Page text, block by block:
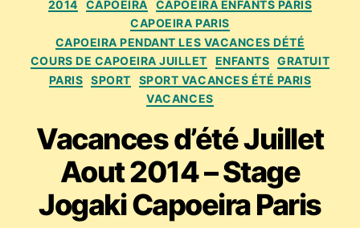
2014 CAPOEIRA
CAPOEIRA ENFANTS PARIS
CAPOEIRA PARIS
CAPOEIRA PENDANT LES VACANCES DÉTÉ
COURS DE CAPOEIRA JUILLET
ENFANTS
GRATUIT
PARIS
SPORT
SPORT VACANCES ÉTÉ PARIS
VACANCES
Vacances d’été Juillet
Aout 2014 – Stage
Jogaki Capoeira Paris